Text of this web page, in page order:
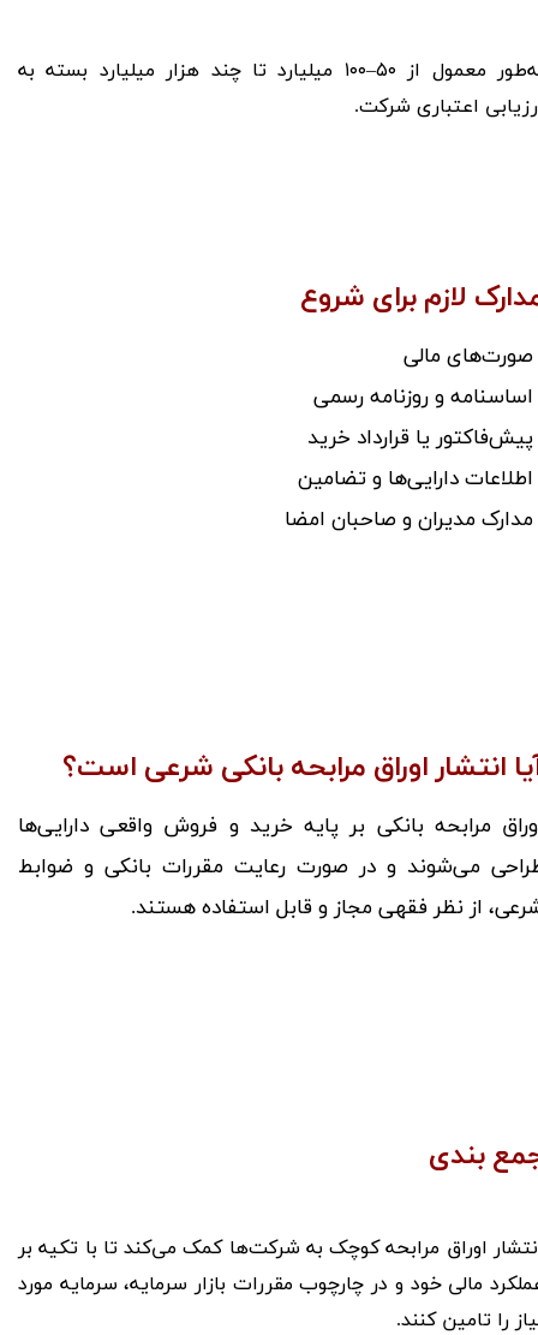
به‌طور معمول از ۵۰–۱۰۰ میلیارد تا چند هزار میلیارد بسته به
اعتباری شرکت.
لازم برای شروع
صورت‌های مالی
و روزنامه رسمی
یا قرارداد خرید
دارایی‌ها و تضامین
مدیران و صاحبان امضا
انتشار اوراق مرابحه بانکی شرعی است؟
مرابحه بانکی بر پایه خرید و فروش واقعی دارایی‌ها
می‌شوند و در صورت رعایت مقررات بانکی و ضوابط
از نظر فقهی مجاز و قابل استفاده هستند.
بندی
اوراق مرابحه کوچک به شرکت‌ها کمک می‌کند تا با تکیه بر
مالی خود و در چارچوب مقررات بازار سرمایه، سرمایه مورد
را تامین کنند.